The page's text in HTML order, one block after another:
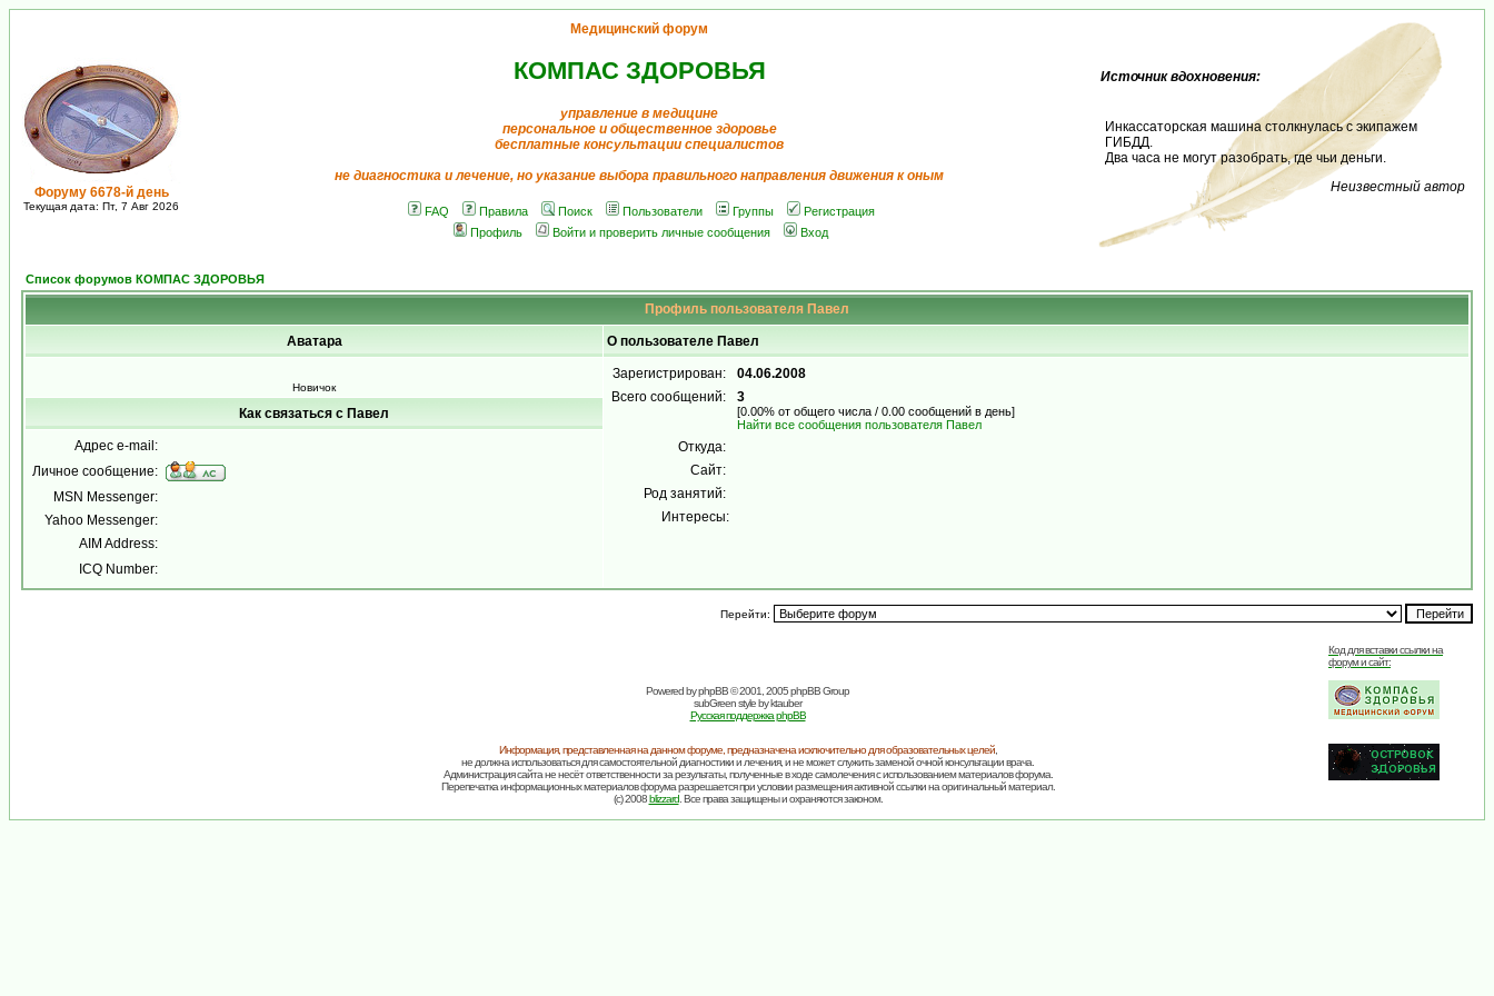
Форуму 6678-й день
Текущая дата: Пт, 7 Авг 2026
Медицинский форум
КОМПАС ЗДОРОВЬЯ
управление в медицине
персональное и общественное здоровье
бесплатные консультации специалистов
не диагностика и лечение, но указание выбора правильного направления движения к оным
FAQ Правила Поиск Пользователи Группы
Регистрация
Профиль
Войти и проверить личные сообщения Вход
Источник вдохновения:
Инкассаторская машина столкнулась с экипажем
ГИБДД.
Два часа не могут разобрать, где чьи деньги.
Неизвестный автор
Список форумов КОМПАС ЗДОРОВЬЯ
Профиль пользователя Павел
Аватара О пользователе Павел
Новичок
Зарегистрирован:
04.06.2008
Всего сообщений:
3
[0.00% от общего числа / 0.00 сообщений в день]
Найти все сообщения пользователя Павел
Откуда:
Сайт:
Род занятий:
Интересы:
Как связаться с Павел
Адрес e-mail:
Личное сообщение:
MSN Messenger:
Yahoo Messenger:
AIM Address:
ICQ Number:
Перейти:
Powered byphpBB© 2001, 2005 phpBB Group
subGreen style byktauber
Русская поддержка phpBB
Код для вставки ссылки на
форум и сайт:
Информация, представленная на данном форуме, предназначена исключительно для образовательных целей,
не должна использоваться для самостоятельной диагностики и лечения, и не может служить заменой очной консультации врача.
Администрация сайта не несёт ответственности за результаты, полученные в ходе самолечения с использованием материалов форума.
Перепечатка информационных материалов форума разрешается при условии размещения активной ссылки на оригинальный материал.
(c) 2008blizzard. Все права защищены и охраняются законом.